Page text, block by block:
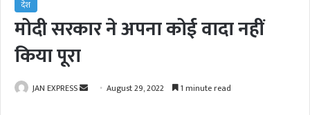
देश
मोदी सरकार ने अपना कोई वादा नहीं
किया पूरा
JAN EXPRESS August 29, 2022 1 minute read